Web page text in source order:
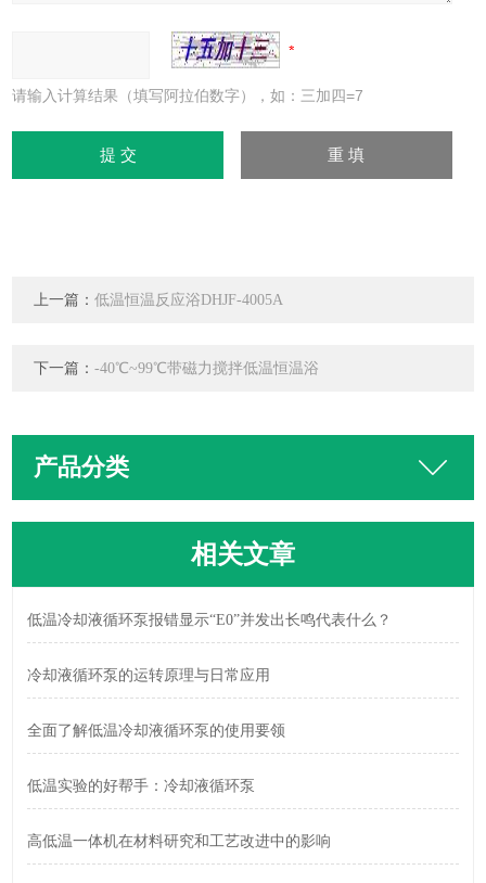
请输入计算结果（填写阿拉伯数字），如：三加四=7
上一篇：低温恒温反应浴DHJF-4005A
下一篇：-40℃~99℃带磁力搅拌低温恒温浴
产品分类
相关文章
低温冷却液循环泵报错显示“E0”并发出长鸣代表什么？
冷却液循环泵的运转原理与日常应用
全面了解低温冷却液循环泵的使用要领
低温实验的好帮手：冷却液循环泵
高低温一体机在材料研究和工艺改进中的影响